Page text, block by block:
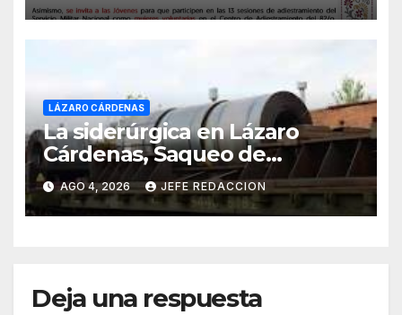
Nacional
LÁZARO CÁRDENAS
La siderúrgica en Lázaro
Cárdenas, Saqueo de
Recursos Naturales a Cambio
de Miseria
AGO 4, 2026 JEFE REDACCION
Deja una respuesta